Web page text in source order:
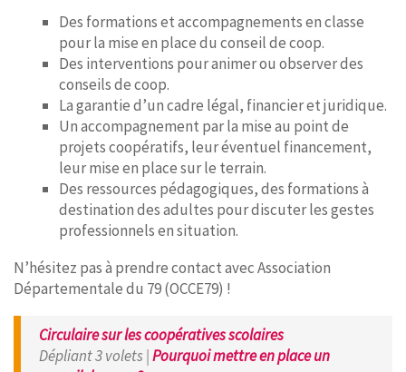
Des formations et accompagnements en classe
pour la mise en place du conseil de coop.
Des interventions pour animer ou observer des
conseils de coop.
La garantie d’un cadre légal, financier et juridique.
Un accompagnement par la mise au point de
projets coopératifs, leur éventuel financement,
leur mise en place sur le terrain.
Des ressources pédagogiques, des formations à
destination des adultes pour discuter les gestes
professionnels en situation.
N’hésitez pas à prendre contact avec Association
Départementale du 79 (OCCE79) !
Circulaire sur les coopératives scolaires
Dépliant 3 volets |Pourquoi mettre en place un